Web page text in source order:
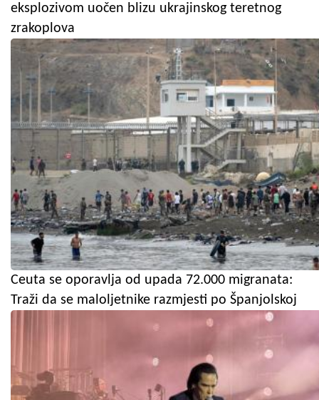
eksplozivom uočen blizu ukrajinskog teretnog
zrakoplova
Ceuta se oporavlja od upada 72.000 migranata:
Traži da se maloljetnike razmjesti po Španjolskoj